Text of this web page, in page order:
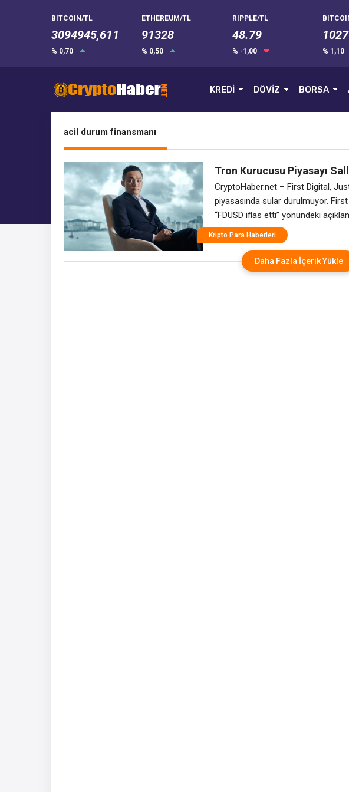
BITCOIN/TL
3094945,611
% 0,70
ETHEREUM/TL
91328
% 0,50
RIPPLE/TL
48.79
% -1,00 % 1,10
KREDİ DÖVİZ BORSA
acil durum finansmanı
Tron Kurucusu Piyasayı
Derinleşiyor!
CryptoHaber.net – First Digital,
piyasasında sular durulmuyor. First
“FDUSD iflas etti” yönündeki
rakiplerine karşı “karalama
ihraçlarıyla ilgili yasal yollardan
etkinliği düzenlemeyi
Kripto Para Haberleri
Daha Fazla İçerik Yükle